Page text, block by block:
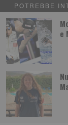
POTREBBE
e
Successo per i
8 giornate di gare
medaglie azzurre